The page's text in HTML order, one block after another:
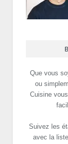
Que vous
ou
Cuisine
Suivez les
avec la